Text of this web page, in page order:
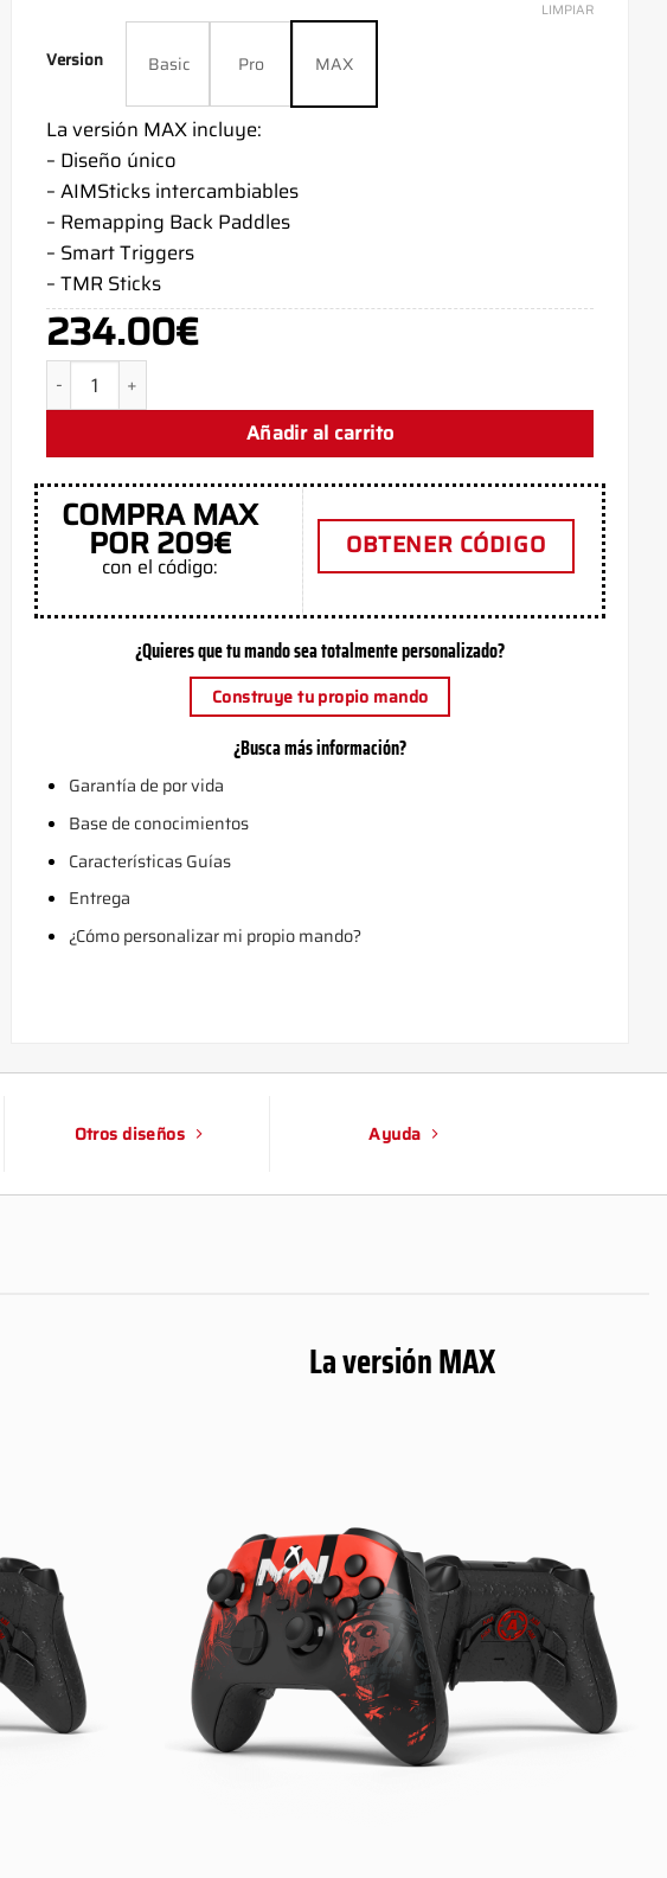
Version Basic Pro MAX
LIMPIAR
La versión MAX incluye:
– Diseño único
– AIMSticks intercambiables
– Remapping Back Paddles
– Smart Triggers
– TMR Sticks
234.00€
Mando Xbox Series X MW23 - Xbox Controller - AimControllers cantidad
Añadir al carrito
COMPRA MAX
POR 209€
con el código:
OBTENER CÓDIGO
¿Quieres que tu mando sea totalmente personalizado?
Construye tu propio mando
¿Busca más información?
Garantía de por vida
Base de conocimientos
Características Guías
Entrega
¿Cómo personalizar mi propio mando?
Otros diseños Ayuda
La versión MAX